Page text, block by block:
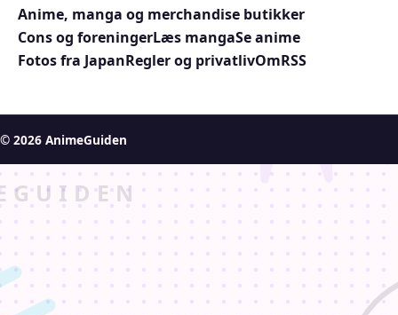
Anime, manga og merchandise butikker
Cons og foreningerLæs mangaSe anime
Fotos fra JapanRegler og privatlivOmRSS
© 2026 AnimeGuiden